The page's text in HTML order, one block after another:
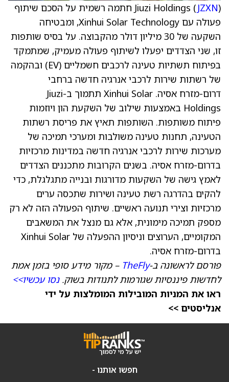
Jiuzi Holdings ( JZXN
) חתמה רשמית על הסכם שיתוף
פעולה עם Xinhui Solar Technology, ומבטיחה
השקעה של 30 מיליון דולר מהקבוצה. על בסיס שותפות
זו, שני הצדדים יפעלו לשיתוף פעולה מעמיק, שמתמקד
בפיתוח תשתיות טעינה לרכבים חשמליים (EV) ובהקמה
של רשתות שירות לרכבי אנרגיה חדשה ברחבי
דרום-מזרח אסיה. Xinhui Solar תתמוך ב-Jiuzi
Holdings באמצעות שילוב של השקעת הון ויוזמות
פיתוח משותפות. השותפות תאיץ את פריסת רשתות
הטעינה, תחנות טעינה משולבות ומערכי תמיכה של
מערכות שירות לרכבי אנרגיה חדשה במדינות מרכזיות
בדרום-מזרח אסיה. בשנים הקרובות מתכננים הצדדים
לאמץ גישה של השקעות מדורגות ובנייה מתגלגלת, כדי
להקים בהדרגה רשת טעינה ושירות שתכסה ערים
מרכזיות וצירי תנועה ראשיים. שיתוף הפעולה הזה לא רק
מספק תמיכה מימונית, אלא גם מנצל את המשאבים
המקומיים, הערוצים וניסיון ההפעלה של Xinhui Solar
בדרום-מזרח אסיה.
פורסם לראשונה ב-TheFly – מקור מידע סופי בזמן אמת
לחדשות פיננסיות שגורמות לתנודות בשוק.נסו עכשיו>>
ראו את המניות המובילות המומלצות על ידי
אנליסטים >>
חפשו אותנו -